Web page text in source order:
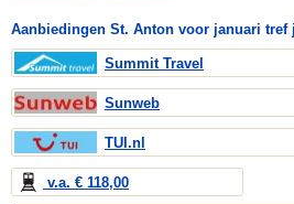
Aanbiedingen St. Anton voor januari tref
Summit Travel
Sunweb
TUI.nl
v.a. € 118,00